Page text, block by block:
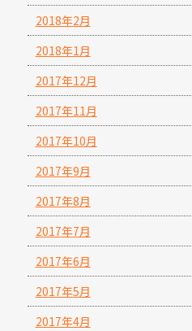
2018年2月
2018年1月
2017年12月
2017年11月
2017年10月
2017年9月
2017年8月
2017年7月
2017年6月
2017年5月
2017年4月